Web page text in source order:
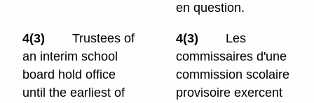
en question.
4(3)
Trustees of
an interim school
board hold office
until the earliest of
4(3)
Les
commissaires d'une
commission scolaire
provisoire exercent